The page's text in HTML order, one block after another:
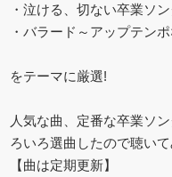
・泣ける、切ない卒業ソ
・バラード～アップテン
をテーマに厳選!
人気な曲、定番な卒業ソ
ろいろ選曲したので聴い
【曲は定期更新】